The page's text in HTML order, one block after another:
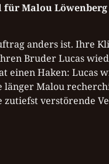
Malou
anders ist. Ihre
Bruder Lucas
einen Haken: Lucas
Malou
zutiefst verstörende